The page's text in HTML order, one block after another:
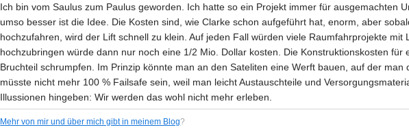
Ich bin vom Saulus zum Paulus geworden. Ich hatte so ein Projekt immer für ausgemachten
umso besser ist die Idee. Die Kosten sind, wie Clarke schon aufgeführt hat, enorm, aber
hochzufahren, wird der Lift schnell zu klein. Auf jeden Fall würden viele Raumfahrprojekte mit
hochzubringen würde dann nur noch eine 1/2 Mio. Dollar kosten. Die Konstruktionskosten
Bruchteil schrumpfen. Im Prinzip könnte man an den Sateliten eine Werft bauen, auf der
müsste nicht mehr 100 % Failsafe sein, weil man leicht Austauschteile und
Illussionen hingeben: Wir werden das wohl nicht mehr erleben.
Mehr von mir und über mich gibt in meinem Blog?